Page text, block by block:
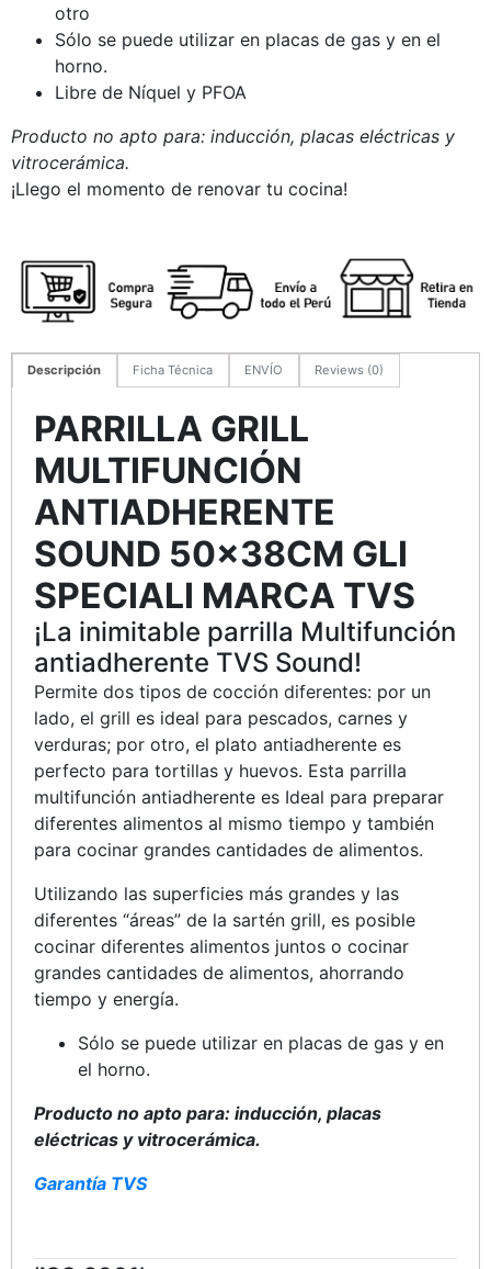
otro
Sólo se puede utilizar en placas de gas y en el
horno.
Libre de Níquel y PFOA
Producto no apto para: inducción, placas eléctricas y
vitrocerámica.
¡Llego el momento de renovar tu cocina!
Descripción Ficha Técnica ENVÍO Reviews (0)
PARRILLA GRILL
MULTIFUNCIÓN
ANTIADHERENTE
SOUND 50x38CM GLI
SPECIALI MARCA TVS
¡La inimitable parrilla Multifunción
antiadherente TVS Sound!
Permite dos tipos de cocción diferentes: por un
lado, el grill es ideal para pescados, carnes y
verduras; por otro, el plato antiadherente es
perfecto para tortillas y huevos. Esta parrilla
multifunción antiadherente es Ideal para preparar
diferentes alimentos al mismo tiempo y también
para cocinar grandes cantidades de alimentos.
Utilizando las superficies más grandes y las
diferentes “áreas” de la sartén grill, es posible
cocinar diferentes alimentos juntos o cocinar
grandes cantidades de alimentos, ahorrando
tiempo y energía.
Sólo se puede utilizar en placas de gas y en
el horno.
Producto no apto para: inducción, placas
eléctricas y vitrocerámica.
Garantía TVS